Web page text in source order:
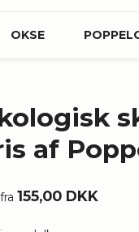
OKSE
af
155,00 DKK